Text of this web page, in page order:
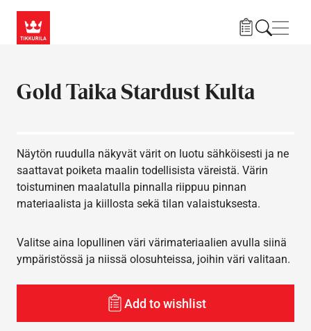
Gold Taika Stardust Kulta
Näytön ruudulla näkyvät värit on luotu sähköisesti ja ne
saattavat poiketa maalin todellisista väreistä. Värin
toistuminen maalatulla pinnalla riippuu pinnan
materiaalista ja kiillosta sekä tilan valaistuksesta.
Valitse aina lopullinen väri värimateriaalien avulla siinä
ympäristössä ja niissä olosuhteissa, joihin väri valitaan.
Add to wishlist